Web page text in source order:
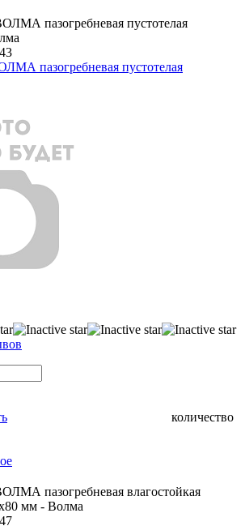
пазогребневая пустотелая
количество